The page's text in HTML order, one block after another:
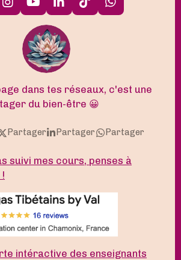
I
n
a
m
Y
o
u
T
u
b
e
L
i
n
k
e
d
n
T
i
W
h
p
dans tes réseaux, c'est une
du bien-être 😀
Partager Partager Partager
suivi mes cours, penses à
intéractive des enseignants